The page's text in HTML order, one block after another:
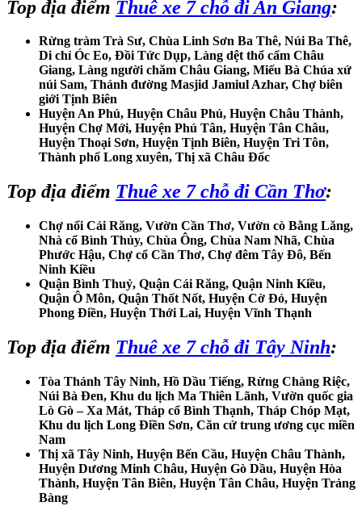
Top địa điểm Thuê xe 7 chỗ đi An Giang:
Rừng tràm Trà Sư, Chùa Linh Sơn Ba Thê, Núi Ba Thê,
Di chỉ Óc Eo, Đồi Tức Dụp, Làng dệt thổ cẩm Châu
Giang, Làng người chăm Châu Giang, Miếu Bà Chúa xứ
núi Sam, Thánh đường Masjid Jamiul Azhar, Chợ biên
giới Tịnh Biên
Huyện An Phú, Huyện Châu Phú, Huyện Châu Thành,
Huyện Chợ Mới, Huyện Phú Tân, Huyện Tân Châu,
Huyện Thoại Sơn, Huyện Tịnh Biên, Huyện Tri Tôn,
Thành phố Long xuyên, Thị xã Châu Đốc
Top địa điểm Thuê xe 7 chỗ đi Cần Thơ:
Chợ nổi Cái Răng, Vườn Cần Thơ, Vườn cò Bằng Lăng,
Nhà cổ Bình Thủy, Chùa Ông, Chùa Nam Nhã, Chùa
Phước Hậu, Chợ cổ Cần Thơ, Chợ đêm Tây Đô, Bến
Ninh Kiều
Quận Bình Thuỷ, Quận Cái Răng, Quận Ninh Kiều,
Quận Ô Môn, Quận Thốt Nốt, Huyện Cờ Đỏ, Huyện
Phong Điền, Huyện Thới Lai, Huyện Vĩnh Thạnh
Top địa điểm Thuê xe 7 chỗ đi Tây Ninh:
Tòa Thánh Tây Ninh, Hồ Dầu Tiếng, Rừng Chàng Riệc,
Núi Bà Đen, Khu du lịch Ma Thiên Lãnh, Vườn quốc gia
Lò Gò – Xa Mát, Tháp cổ Bình Thạnh, Tháp Chóp Mạt,
Khu du lịch Long Điền Sơn, Căn cứ trung ương cục miền
Nam
Thị xã Tây Ninh, Huyện Bến Cầu, Huyện Châu Thành,
Huyện Dương Minh Châu, Huyện Gò Dầu, Huyện Hòa
Thành, Huyện Tân Biên, Huyện Tân Châu, Huyện Trảng
Bàng